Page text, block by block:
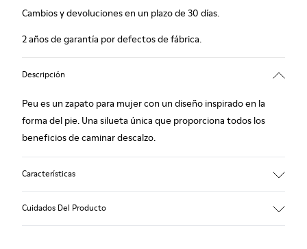
Cambios y devoluciones en un plazo de 30 días.
2 años de garantía por defectos de fábrica.
Descripción
Peu es un zapato para mujer con un diseño inspirado en la
forma del pie. Una silueta única que proporciona todos los
beneficios de caminar descalzo.
Características
Cuidados Del Producto